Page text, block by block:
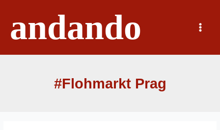
springenandando
Main
Menu
#Flohmarkt Prag